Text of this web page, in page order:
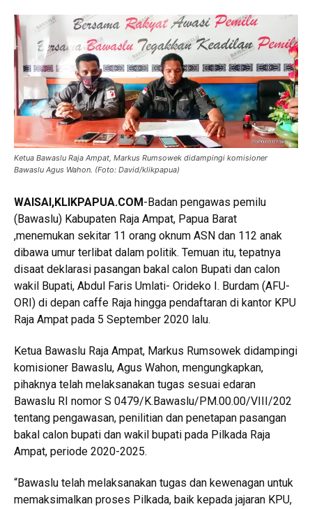
Ketua Bawaslu Raja Ampat, Markus Rumsowek didampingi komisioner
Bawaslu Agus Wahon. (Foto: David/klikpapua)
WAISAI,KLIKPAPUA.COM-Badan pengawas pemilu
(Bawaslu) Kabupaten Raja Ampat, Papua Barat
,menemukan sekitar 11 orang oknum ASN dan 112 anak
dibawa umur terlibat dalam politik. Temuan itu, tepatnya
disaat deklarasi pasangan bakal calon Bupati dan calon
wakil Bupati, Abdul Faris Umlati- Orideko I. Burdam (AFU-
ORI) di depan caffe Raja hingga pendaftaran di kantor KPU
Raja Ampat pada 5 September 2020 lalu.
Ketua Bawaslu Raja Ampat, Markus Rumsowek didampingi
komisioner Bawaslu, Agus Wahon, mengungkapkan,
pihaknya telah melaksanakan tugas sesuai edaran
Bawaslu RI nomor S 0479/K.Bawaslu/PM.00.00/VIII/202
tentang pengawasan, penilitian dan penetapan pasangan
bakal calon bupati dan wakil bupati pada Pilkada Raja
Ampat, periode 2020-2025.
“Bawaslu telah melaksanakan tugas dan kewenagan untuk
memaksimalkan proses Pilkada, baik kepada jajaran KPU,